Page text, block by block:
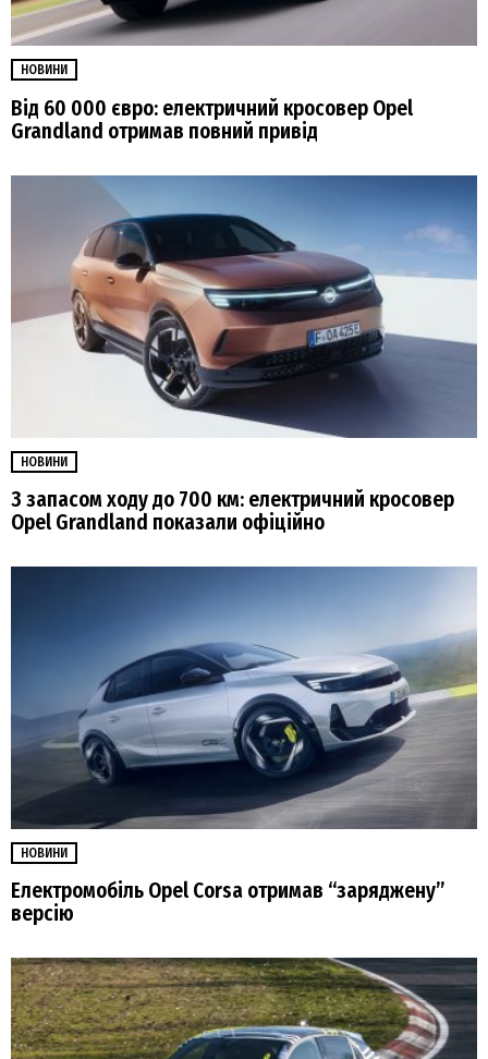
НОВИНИ
Від 60 000 євро: електричний кросовер Opel
Grandland отримав повний привід
НОВИНИ
З запасом ходу до 700 км: електричний кросовер
Opel Grandland показали офіційно
НОВИНИ
Електромобіль Opel Corsa отримав “заряджену”
версію